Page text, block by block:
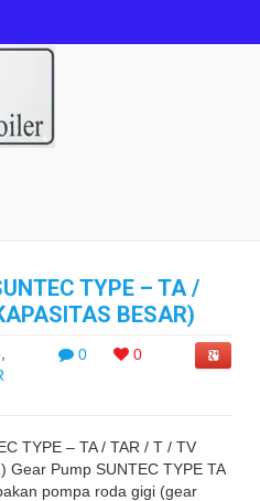
TYPE – TA /
BESAR)
0 0
TYPE – TA / TAR / T / TV
Gear Pump SUNTEC TYPE TA
pompa roda gigi (gear